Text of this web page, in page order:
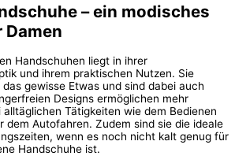
– ein modisches
Handschuhen liegt in ihrer
und ihrem praktischen Nutzen. Sie
gewisse Etwas und sind dabei auch
Designs ermöglichen mehr
Tätigkeiten wie dem Bedienen
dem Autofahren. Zudem sind sie die ideale
wenn es noch nicht kalt genug für
Handschuhe ist.